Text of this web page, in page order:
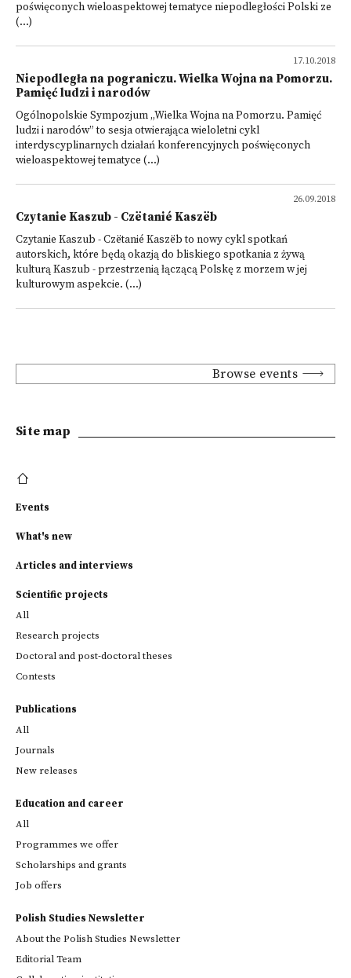
poświęconych wieloaspektowej tematyce niepodległości Polski ze
(...)
17.10.2018
Niepodległa na pograniczu. Wielka Wojna na Pomorzu.
Pamięć ludzi i narodów
Ogólnopolskie Sympozjum „Wielka Wojna na Pomorzu. Pamięć
ludzi i narodów” to sesja otwierająca wieloletni cykl
interdyscyplinarnych działań konferencyjnych poświęconych
wieloaspektowej tematyce (...)
26.09.2018
Czytanie Kaszub - Czëtanié Kaszëb
Czytanie Kaszub - Czëtanié Kaszëb to nowy cykl spotkań
autorskich, które będą okazją do bliskiego spotkania z żywą
kulturą Kaszub - przestrzenią łączącą Polskę z morzem w jej
kulturowym aspekcie. (...)
Browse events
Site map
Events
What's new
Articles and interviews
Scientific projects
All
Research projects
Doctoral and post-doctoral theses
Contests
Publications
All
Journals
New releases
Education and career
All
Programmes we offer
Scholarships and grants
Job offers
Polish Studies Newsletter
About the Polish Studies Newsletter
Editorial Team